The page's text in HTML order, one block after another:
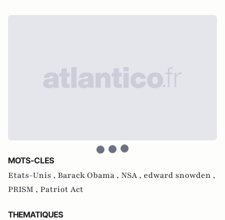
MOTS-CLES
Etats-Unis , Barack Obama , NSA , edward snowden ,
PRISM , Patriot Act
THEMATIQUES